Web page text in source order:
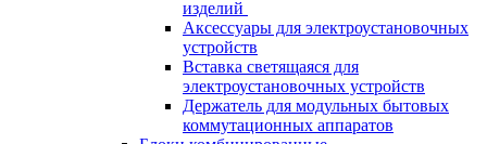
изделий
Аксессуары для электроустановочных
устройств
Вставка светящаяся для
электроустановочных устройств
Держатель для модульных бытовых
коммутационных аппаратов